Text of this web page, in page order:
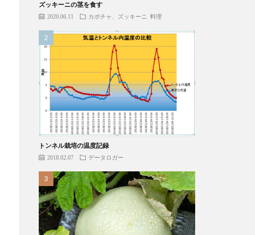
ズッキーニの茎を食す
2020.06.11 カボチャ、ズッキーニ 料理
トンネル栽培の温度記録
2018.02.07 データロガー